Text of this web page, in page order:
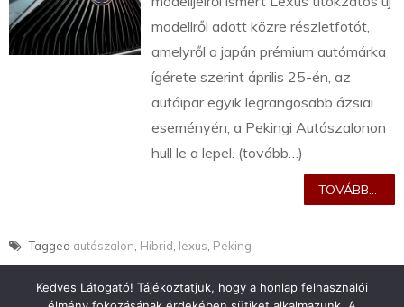
modellről adott közre részletfotót,
amelyről a japán prémium autómárka
ígérete szerint április 25-én, az
autóipar egyik legrangosabb ázsiai
eseményén, a Pekingi Autószalonon
hull le a lepel. (tovább…)
TOVÁBB...
Tagged autószalon Hibrid lexus Peking
Kedves Látogató! Tájékoztatjuk, hogy a honlap felhasználói